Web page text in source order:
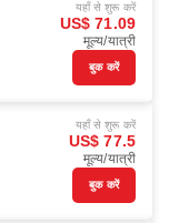
यहाँ से शुरू करें
US$ 71.09
मूल्य/यात्री
बुक करें
यहाँ से शुरू करें
US$ 77.5
मूल्य/यात्री
बुक करें